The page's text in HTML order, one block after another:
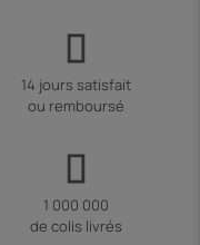
14 jours satisfait
ou remboursé
1 000 000
de colis livrés